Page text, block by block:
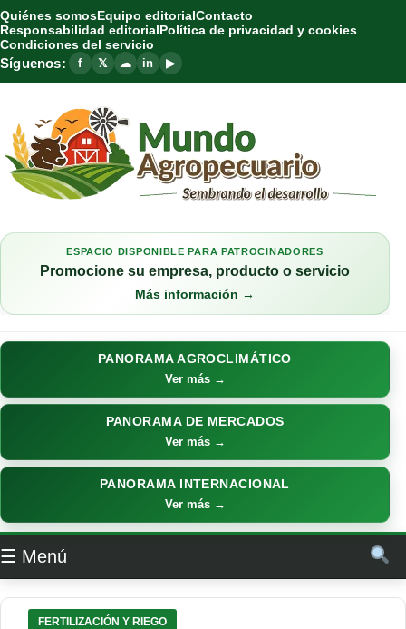
Quiénes somosEquipo editorialContacto
Responsabilidad editorialPolítica de privacidad y cookies
Condiciones del servicio
Síguenos: f 𝕏 ☁ in ▶
ESPACIO DISPONIBLE PARA PATROCINADORES
Promocione su empresa, producto o servicio
Más información →
PANORAMA AGROCLIMÁTICO
Ver más →
PANORAMA DE MERCADOS
Ver más →
PANORAMA INTERNACIONAL
Ver más →
☰ Menú
FERTILIZACIÓN Y RIEGO